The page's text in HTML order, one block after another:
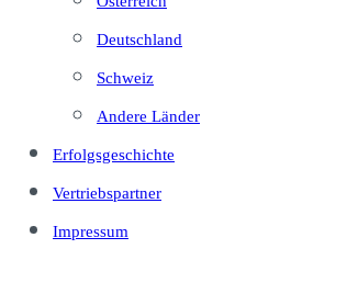
Deutschland
Schweiz
Andere Länder
Erfolgsgeschichte
Vertriebspartner
Impressum